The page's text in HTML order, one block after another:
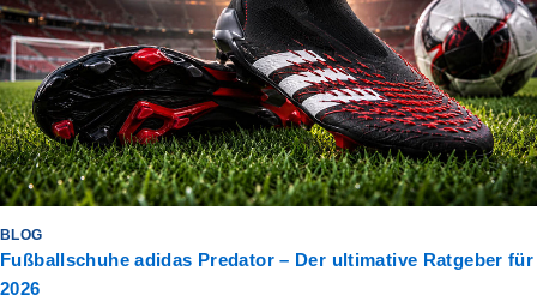
BLOG
Fußballschuhe adidas Predator – Der ultimative Ratgeber für
2026